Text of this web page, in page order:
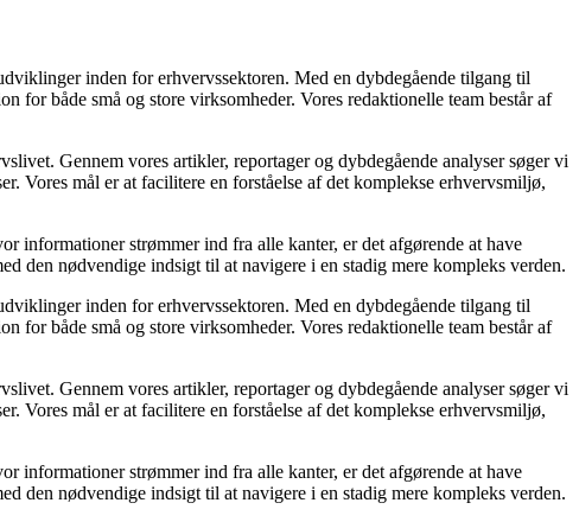
inden for erhvervssektoren. Med en dybdegående tilgang til
både små og store virksomheder. Vores redaktionelle team består af
Gennem vores artikler, reportager og dybdegående analyser søger vi
Vores mål er at facilitere en forståelse af det komplekse erhvervsmiljø,
informationer strømmer ind fra alle kanter, er det afgørende at have
den nødvendige indsigt til at navigere i en stadig mere kompleks verden.
inden for erhvervssektoren. Med en dybdegående tilgang til
både små og store virksomheder. Vores redaktionelle team består af
Gennem vores artikler, reportager og dybdegående analyser søger vi
Vores mål er at facilitere en forståelse af det komplekse erhvervsmiljø,
informationer strømmer ind fra alle kanter, er det afgørende at have
den nødvendige indsigt til at navigere i en stadig mere kompleks verden.